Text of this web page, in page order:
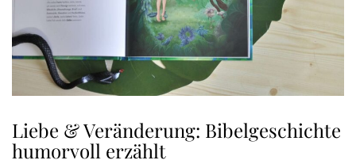
Liebe & Veränderung: Bibelgeschichte
humorvoll erzählt